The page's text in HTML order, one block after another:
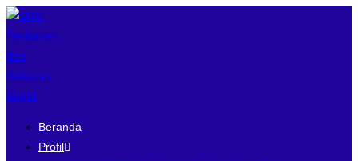
Beranda
Profil